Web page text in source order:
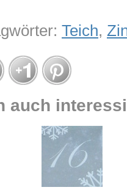
Teich,
auch